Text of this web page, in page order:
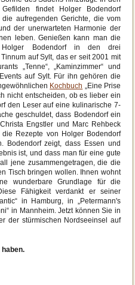
Gefilden findet Holger Bodendorf
die aufregenden Gerichte, die vom
der unerwarteten Harmonie der
leben. Genießen kann man die
Bodendorf in den drei
auf Sylt, das er seit 2001 mit
„Tenne“, „Kaminzimmer“ und
auf Sylt. Für ihn gehören die
Kochbuch „Eine Prise
nicht entscheiden, ob es lieber ein
den Leser auf eine kulinarische 7-
geschuldet, dass Bodendorf ein
Engstler und Marc Rehbeck
Rezepte von Holger Bodendorf
Bodendorf zeigt, dass Essen und
ist, und dass man für eine gute
jene zusammengetragen, die die
Tisch bringen wollen. Ihnen wohnt
wunderbare Grundlage für die
Fähigkeit verdankt er seiner
in Hamburg, in „Petermann's
in Mannheim. Jetzt können Sie in
der stürmischen Nordseeinsel auf